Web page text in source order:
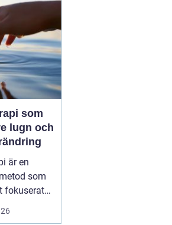
snabb och
i
som
lugn och
är en
som
fokuserat
för att